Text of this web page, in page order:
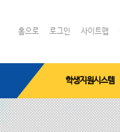
홈으로 로그인 사이트맵
학생지원시스템